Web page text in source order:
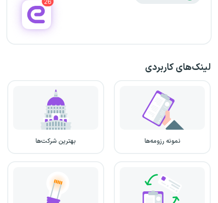
لینک‌های کاربردی
نمونه رزومه‌ها بهترین شرکت‌ها